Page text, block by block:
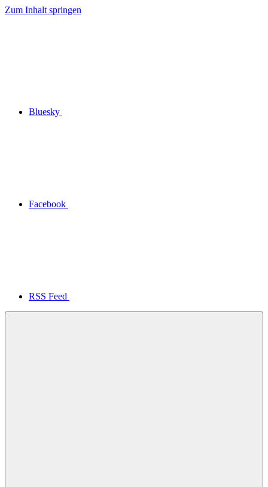
Zum Inhalt springen
Bluesky
Facebook
RSS Feed